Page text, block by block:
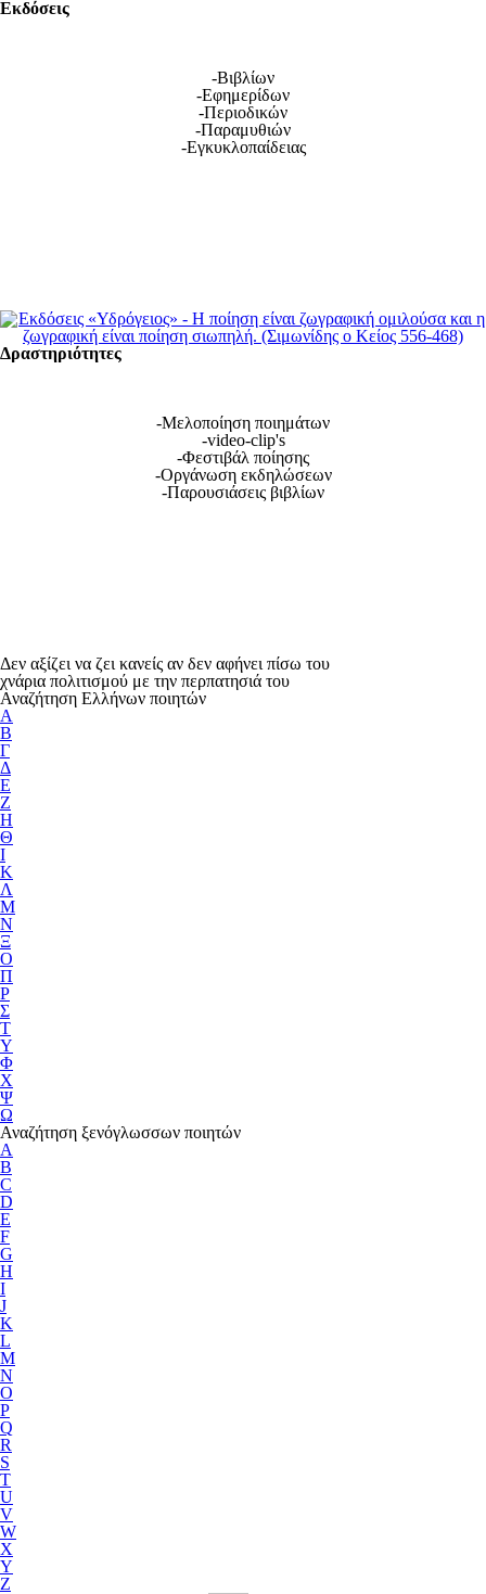
Εκδόσεις
-Βιβλίων
-Εφημερίδων
-Περιοδικών
-Παραμυθιών
-Εγκυκλοπαίδειας
Δραστηριότητες
-Μελοποίηση ποιημάτων
-video-clip's
-Φεστιβάλ ποίησης
-Οργάνωση εκδηλώσεων
-Παρουσιάσεις βιβλίων
Δεν αξίζει να ζει κανείς αν δεν αφήνει πίσω του
χνάρια πολιτισμού με την περπατησιά του
Αναζήτηση Ελλήνων ποιητών
Α
Β
Γ
Δ
Ε
Ζ
Η
Θ
Ι
Κ
Λ
Μ
Ν
Ξ
Ο
Π
Ρ
Σ
Τ
Υ
Φ
Χ
Ψ
Ω
Αναζήτηση ξενόγλωσσων ποιητών
A
B
C
D
E
F
G
H
I
J
K
L
M
N
O
P
Q
R
S
T
U
V
W
X
Y
Z